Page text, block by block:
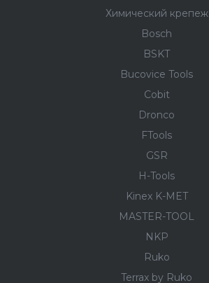
Химический крепеж
Bosch
BSKT
Bucovice Tools
Cobit
Dronco
FTools
GSR
H-Tools
Kinex K-MET
MASTER-TOOL
NKP
Ruko
Terrax by Ruko